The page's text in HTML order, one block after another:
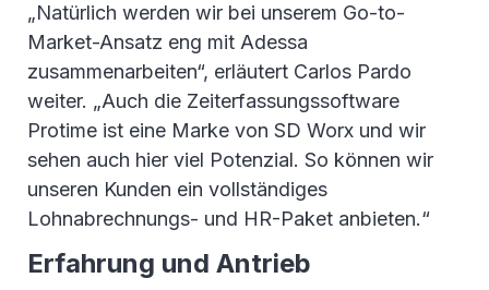
„Natürlich werden wir bei unserem Go-to-
Market-Ansatz eng mit Adessa
zusammenarbeiten“, erläutert Carlos Pardo
weiter. „Auch die Zeiterfassungssoftware
Protime ist eine Marke von SD Worx und wir
sehen auch hier viel Potenzial. So können wir
unseren Kunden ein vollständiges
Lohnabrechnungs- und HR-Paket anbieten.“
Erfahrung und Antrieb